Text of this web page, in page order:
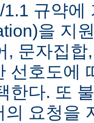
규약에
을 지
, 문자집
선호도에
한다. 또
의 요청을